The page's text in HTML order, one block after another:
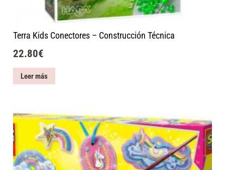
Terra Kids Conectores – Construcción Técnica
22.80€
Leer más